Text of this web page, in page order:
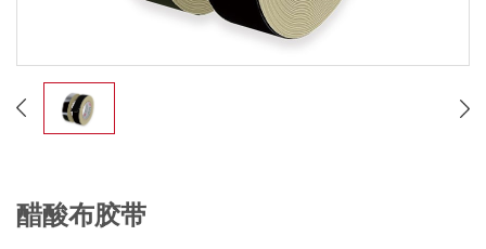
醋酸布胶带